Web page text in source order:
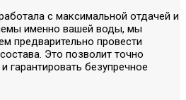
с максимальной отдачей и
именно вашей воды, мы
предварительно провести
Это позволит точно
гарантировать безупречное